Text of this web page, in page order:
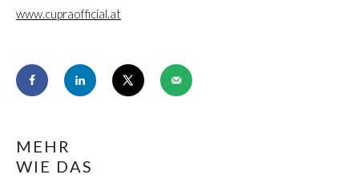
www.cupraofficial.at
MEHR
WIE DAS